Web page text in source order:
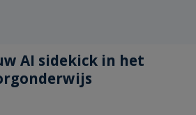
AI sidekick in het